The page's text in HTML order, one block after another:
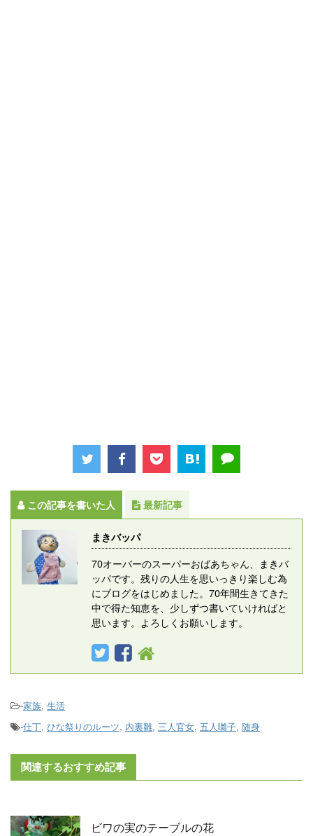
この記事を書いた人 最新記事
まきバッパ
70オーバーのスーパーおばあちゃん、まきバ
ッパです。残りの人生を思いっきり楽しむ為
にブログをはじめました。70年間生きてきた
中で得た知恵を、少しずつ書いていければと
思います。よろしくお願いします。
-家族, 生活
-仕丁, ひな祭りのルーツ, 内裏雛, 三人官女, 五人囃子, 随身
関連するおすすめ記事
ビワの実のテーブルの花